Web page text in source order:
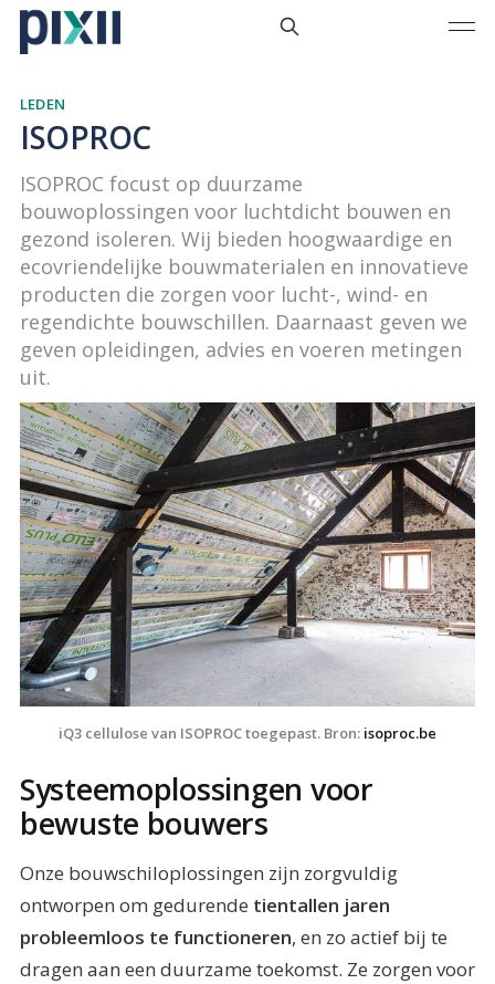
LEDEN
ISOPROC
ISOPROC focust op duurzame
bouwoplossingen voor luchtdicht bouwen en
gezond isoleren. Wij bieden hoogwaardige en
ecovriendelijke bouwmaterialen en innovatieve
producten die zorgen voor lucht-, wind- en
regendichte bouwschillen. Daarnaast geven we
geven opleidingen, advies en voeren metingen
uit.
iQ3 cellulose van ISOPROC toegepast. Bron: isoproc.be
Systeemoplossingen voor
bewuste bouwers
Onze bouwschiloplossingen zijn zorgvuldig
ontworpen om gedurende tientallen jaren
probleemloos te functioneren, en zo actief bij te
dragen aan een duurzame toekomst. Ze zorgen voor